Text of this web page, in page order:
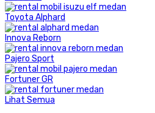
Toyota Alphard
Innova Reborn
Pajero Sport
Fortuner GR
Lihat Semua